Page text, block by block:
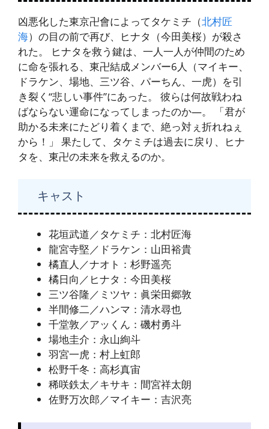
凶悪化した東京卍會によってタケミチ（北村匠
海）の目の前で再び、ヒナタ（今田美桜）が殺さ
れた。 ヒナタを救う鍵は、一人一人が仲間のため
に命を張れる、東卍結成メンバー6人（マイキー、
ドラケン、場地、三ツ谷、パーちん、一虎）を引
き裂く“悲しい事件”にあった。 彼らは何故戦わね
ばならない運命になってしまったのか―。 「君が
助かる未来にたどり着くまで、絶っ対ぇ折れねぇ
から！」 果たして、タケミチは過去に戻り、ヒナ
タを、東卍の未来を救えるのか。
キャスト
花垣武道／タケミチ：北村匠海
龍宮寺堅／ドラケン：山田裕貴
橘直人／ナオト：杉野遥亮
橘日向／ヒナタ：今田美桜
三ツ谷隆／ミツヤ：眞栄田郷敦
半間修二／ハンマ：清水尋也
千堂敦／アッくん：磯村勇斗
場地圭介：永山絢斗
羽宮一虎：村上虹郎
松野千冬：高杉真宙
稀咲鉄太／キサキ：間宮祥太朗
佐野万次郎／マイキー：吉沢亮